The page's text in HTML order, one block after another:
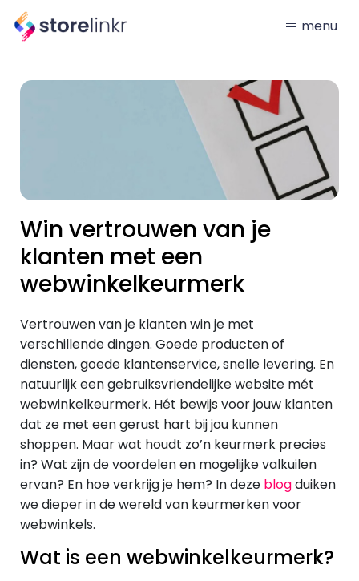
menu
Win vertrouwen van je
klanten met een
webwinkelkeurmerk
Vertrouwen van je klanten win je met
verschillende dingen. Goede producten of
diensten, goede klantenservice, snelle levering. En
natuurlijk een gebruiksvriendelijke website mét
webwinkelkeurmerk. Hét bewijs voor jouw klanten
dat ze met een gerust hart bij jou kunnen
shoppen. Maar wat houdt zo’n keurmerk precies
in? Wat zijn de voordelen en mogelijke valkuilen
ervan? En hoe verkrijg je hem? In deze blogduiken
we dieper in de wereld van keurmerken voor
webwinkels.
Wat is een webwinkelkeurmerk?